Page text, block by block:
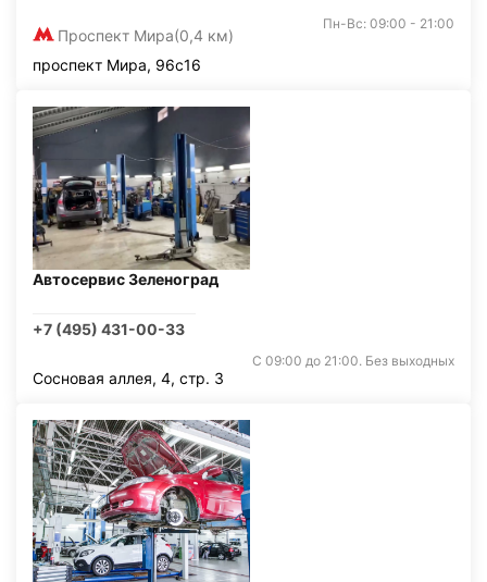
Проспект Мира(0,4 км)
Пн-Вс: 09:00 - 21:00
проспект Мира, 96с16
Автосервис Зеленоград
+7 (495) 431-00-33
С 09:00 до 21:00. Без выходных
Сосновая аллея, 4, стр. 3